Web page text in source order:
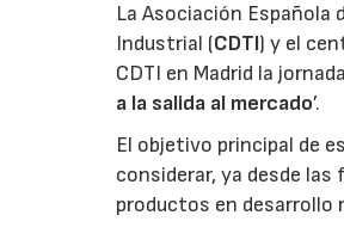
La Asociación
Industrial (CDTI) y el
CDTI en Madrid la
a la salida al mercado’.
El objetivo principal de
considerar, ya desde
productos en desarrollo